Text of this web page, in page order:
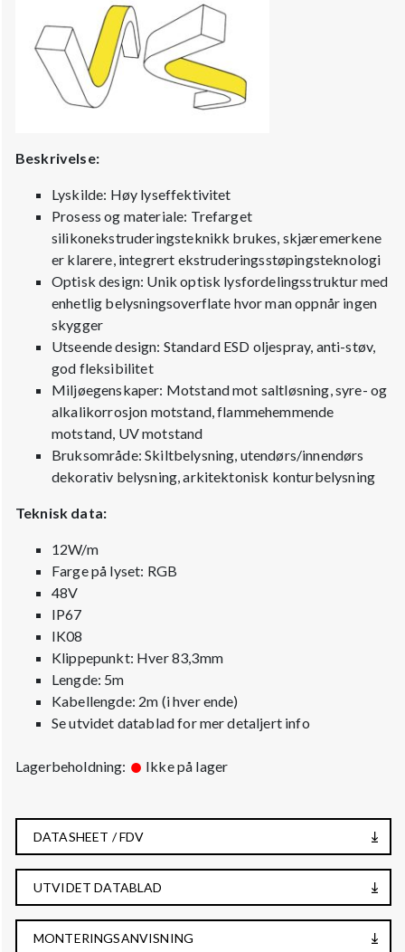
Beskrivelse:
Lyskilde: Høy lyseffektivitet
Prosess og materiale: Trefarget
silikonekstruderingsteknikk brukes, skjæremerkene
er klarere, integrert ekstruderingsstøpingsteknologi
Optisk design: Unik optisk lysfordelingsstruktur med
enhetlig belysningsoverflate hvor man oppnår ingen
skygger
Utseende design: Standard ESD oljespray, anti-støv,
god fleksibilitet
Miljøegenskaper: Motstand mot saltløsning, syre- og
alkalikorrosjon motstand, flammehemmende
motstand, UV motstand
Bruksområde: Skiltbelysning, utendørs/innendørs
dekorativ belysning, arkitektonisk konturbelysning
Teknisk data:
12W/m
Farge på lyset: RGB
48V
IP67
IK08
Klippepunkt: Hver 83,3mm
Lengde: 5m
Kabellengde: 2m (i hver ende)
Se utvidet datablad for mer detaljert info
Lagerbeholdning: Ikke på lager
DATASHEET / FDV
UTVIDET DATABLAD
MONTERINGSANVISNING